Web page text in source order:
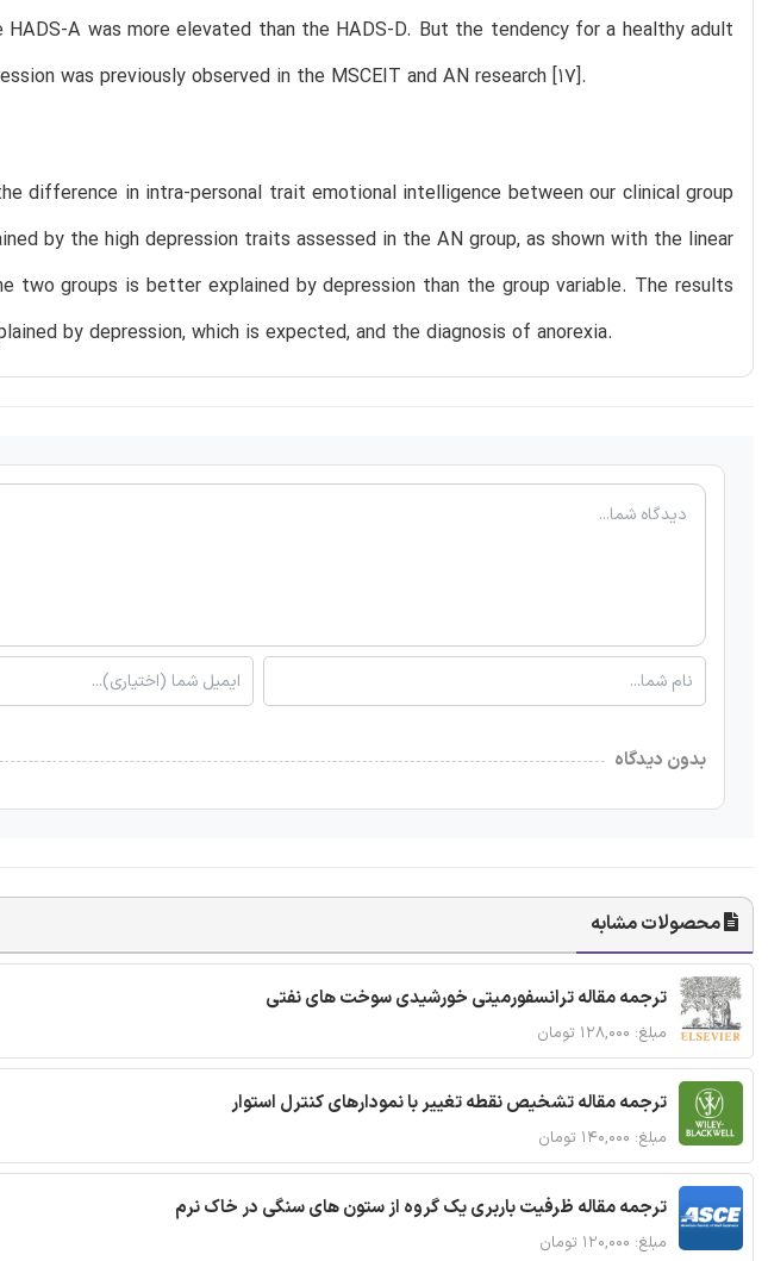
HADS-A was more elevated than the HADS-D. But the tendency for a healthy adult
was previously observed in the MSCEIT and AN research [17].
difference in intra-personal trait emotional intelligence between our clinical group
by the high depression traits assessed in the AN group, as shown with the linear
two groups is better explained by depression than the group variable. The results
by depression, which is expected, and the diagnosis of anorexia.
بدون دیدگاه
محصولات مشابه
ترجمه مقاله ترانسفورمیتی خورشیدی سوخت های نفتی
مبلغ: ۱۲۸,۰۰۰ تومان
ترجمه مقاله تشخیص نقطه تغییر با نمودارهای کنترل استوار
مبلغ: ۱۴۰,۰۰۰ تومان
ترجمه مقاله ظرفیت باربری یک گروه از ستون های سنگی در خاک نرم
مبلغ: ۱۲۰,۰۰۰ تومان